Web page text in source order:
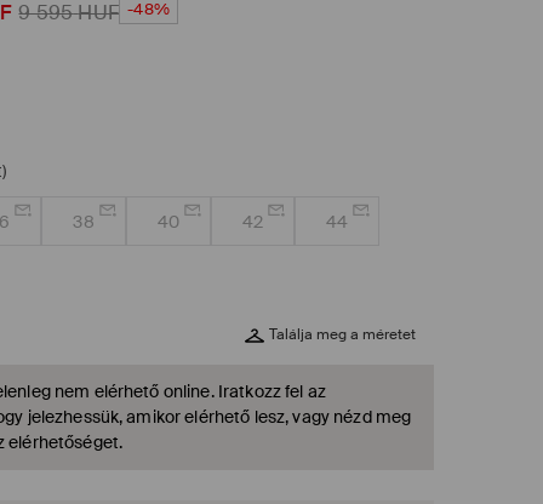
9 595HUF -48%
38 40 42 44
Találja meg a méretet
nem elérhető online. Iratkozz fel az
jelezhessük, amikor elérhető lesz, vagy nézd meg
elérhetőséget.